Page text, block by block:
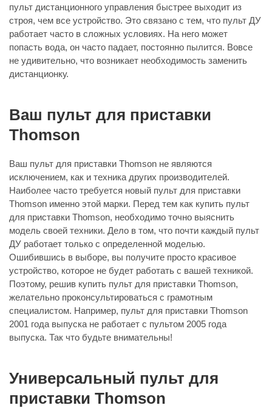
пульт дистанционного управления быстрее выходит из
строя, чем все устройство. Это связано с тем, что пульт ДУ
работает часто в сложных условиях. На него может
попасть вода, он часто падает, постоянно пылится. Вовсе
не удивительно, что возникает необходимость заменить
дистанционку.
Ваш пульт для приставки
Thomson
Ваш пульт для приставки Thomson не являются
исключением, как и техника других производителей.
Наиболее часто требуется новый пульт для приставки
Thomson именно этой марки. Перед тем как купить пульт
для приставки Thomson, необходимо точно выяснить
модель своей техники. Дело в том, что почти каждый пульт
ДУ работает только с определенной моделью.
Ошибившись в выборе, вы получите просто красивое
устройство, которое не будет работать с вашей техникой.
Поэтому, решив купить пульт для приставки Thomson,
желательно проконсультироваться с грамотным
специалистом. Например, пульт для приставки Thomson
2001 года выпуска не работает с пультом 2005 года
выпуска. Так что будьте внимательны!
Универсальный пульт для
приставки Thomson